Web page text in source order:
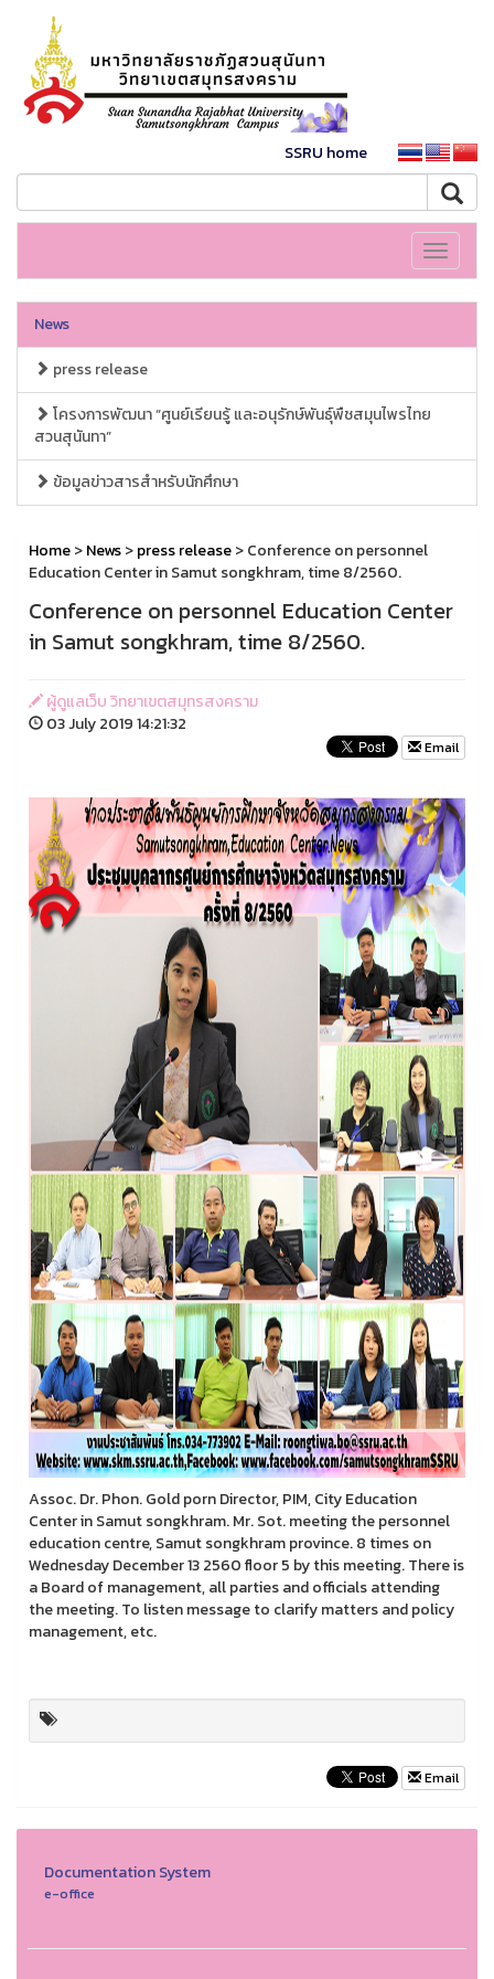
SSRU home
Toggle
News
press release
โครงการพัฒนา “ศูนย์เรียนรู้ และอนุรักษ์พันธุ์พืชสมุนไพรไทย
สวนสุนันทา”
ข้อมูลข่าวสารสำหรับนักศึกษา
Home>News>press release> Conference on personnel
Education Center in Samut songkhram, time 8/2560.
Conference on personnel Education Center
in Samut songkhram, time 8/2560.
ผู้ดูแลเว็บ วิทยาเขตสมุทรสงคราม
03 July 2019 14:21:32
Email
Assoc. Dr. Phon. Gold porn Director, PIM, City Education
Center in Samut songkhram. Mr. Sot. meeting the personnel
education centre, Samut songkhram province. 8 times on
Wednesday December 13 2560 floor 5 by this meeting. There is
a Board of management, all parties and officials attending
the meeting. To listen message to clarify matters and policy
management, etc.
Email
Documentation System
e-office